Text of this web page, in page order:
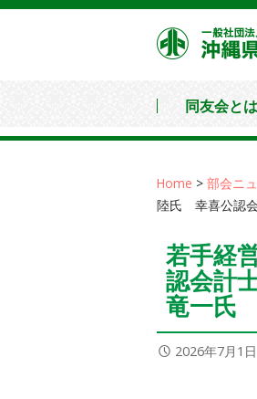
コ
へ
同友会とは
Home > 部会ニ
陸氏 幸喜公認
若手経
認会計
竜一氏
2026年7月1日